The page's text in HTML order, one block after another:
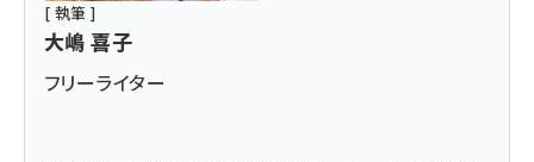
[ 執筆 ]
大嶋 喜子
フリーライター